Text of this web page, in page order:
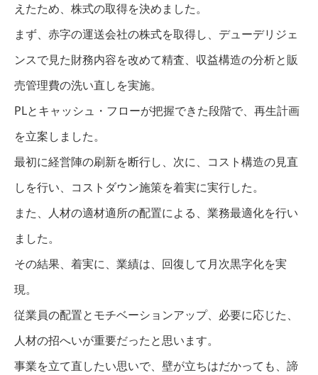
えたため、株式の取得を決めました。
まず、赤字の運送会社の株式を取得し、デューデリジェ
ンスで見た財務内容を改めて精査、収益構造の分析と販
売管理費の洗い直しを実施。
PLとキャッシュ・フローが把握できた段階で、再生計画
を立案しました。
最初に経営陣の刷新を断行し、次に、コスト構造の見直
しを行い、コストダウン施策を着実に実行した。
また、人材の適材適所の配置による、業務最適化を行い
ました。
その結果、着実に、業績は、回復して月次黒字化を実
現。
従業員の配置とモチベーションアップ、必要に応じた、
人材の招へいが重要だったと思います。
事業を立て直したい思いで、壁が立ちはだかっても、諦